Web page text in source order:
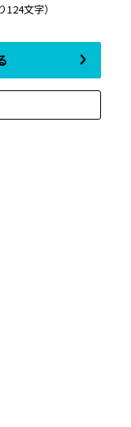
124文字）